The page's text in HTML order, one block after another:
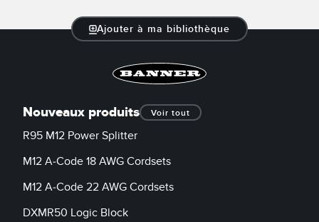
Ajouter à ma bibliothèque
Nouveaux produits Voir tout
R95 M12 Power Splitter
M12 A-Code 18 AWG Cordsets
M12 A-Code 22 AWG Cordsets
DXMR50 Logic Block